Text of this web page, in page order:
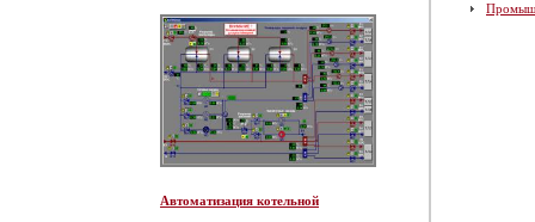
Автоматизация котельной